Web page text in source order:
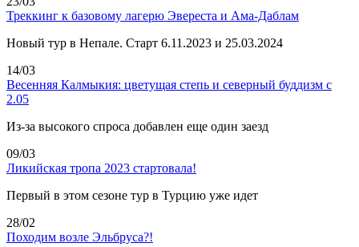
Треккинг к базовому лагерю Эвереста и Ама-Даблам
Новый тур в Непале. Старт 6.11.2023 и 25.03.2024
14/03
Весенняя Калмыкия: цветущая степь и северный буддизм с
2.05
Из-за высокого спроса добавлен еще один заезд
09/03
Ликийская тропа 2023 стартовала!
Первый в этом сезоне тур в Турцию уже идет
28/02
Походим возле Эльбруса?!